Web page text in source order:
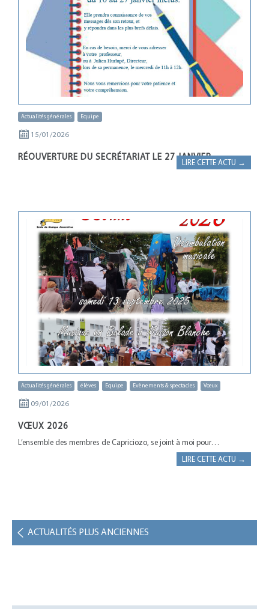
Actualités générales Equipe
15/01/2026
RÉOUVERTURE DU SECRÉTARIAT LE 27 JANVIER
LIRE CETTE ACTU →
Actualités générales élèves Equipe Evènements & spectacles Vœux
09/01/2026
VŒUX 2026
L’ensemble des membres de Capriciozo, se joint à moi pour…
LIRE CETTE ACTU →
ACTUALITÉS PLUS ANCIENNES